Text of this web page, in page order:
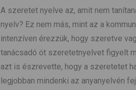
A szeretet nyelve az, amit nem
nyelv? Ez nem más, mint az a
intenzíven érezzük, hogy szeretve
tanácsadó öt szeretetnyelvet figyelt
azt is észrevette, hogy a szeretetet
legjobban mindenki az anyanyelvén